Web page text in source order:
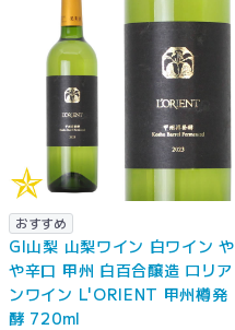
おすすめ
GI山梨 山梨ワイン 白ワイン や
や辛口 甲州 白百合醸造 ロリア
ンワイン L'ORIENT 甲州樽発
酵 720ml